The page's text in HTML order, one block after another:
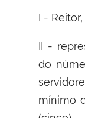
I -
II -
do
mínimo